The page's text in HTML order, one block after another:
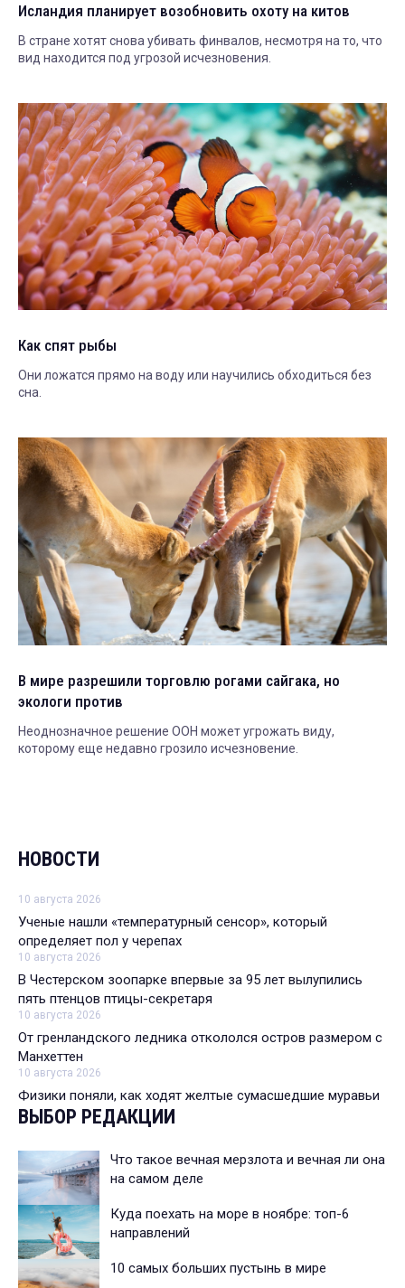
Исландия планирует возобновить охоту на китов
В стране хотят снова убивать финвалов, несмотря на то, что
вид находится под угрозой исчезновения.
Как спят рыбы
Они ложатся прямо на воду или научились обходиться без
сна.
В мире разрешили торговлю рогами сайгака, но
экологи против
Неоднозначное решение ООН может угрожать виду,
которому еще недавно грозило исчезновение.
НОВОСТИ
10 августа 2026
Ученые нашли «температурный сенсор», который
определяет пол у черепах
10 августа 2026
В Честерском зоопарке впервые за 95 лет вылупились
пять птенцов птицы-секретаря
10 августа 2026
От гренландского ледника откололся остров размером с
Манхеттен
10 августа 2026
Физики поняли, как ходят желтые сумасшедшие муравьи
ВЫБОР РЕДАКЦИИ
Что такое вечная мерзлота и вечная ли она
на самом деле
Куда поехать на море в ноябре: топ-6
направлений
10 самых больших пустынь в мире